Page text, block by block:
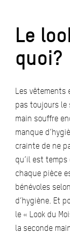
Le
quoi?
Les vêtements
pas toujours le
main souffre
manque
crainte de ne
qu’il est
chaque pièce
bénévoles
d’hygiène. Et
le « Look du
la seconde